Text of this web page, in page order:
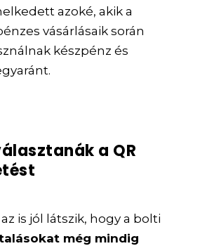
azoké, akik a
vásárlásaik során
készpénz és
a QR
is jól látszik, hogy a bolti
még mindig